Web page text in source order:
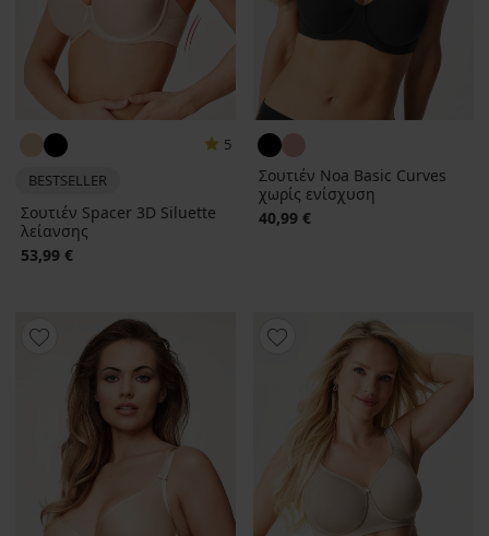
5
BESTSELLER
Σουτιέν Spacer 3D Siluette
λείανσης
53,99 €
Σουτιέν Noa Basic Curves
χωρίς ενίσχυση
40,99 €